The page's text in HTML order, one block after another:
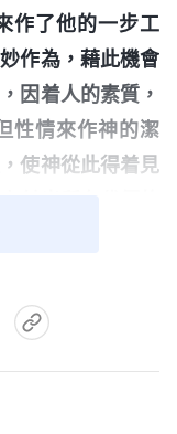
作了他的一步工
作為，藉此機會
因着人的素質，
性情來作神的潔
使神從此得着見
作工・神的作工像
擋神最嚴重的國
特别難的事。在
還要遭到共産黨
對、逼迫。但神